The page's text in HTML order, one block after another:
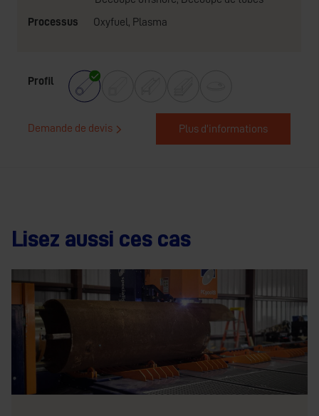
Processus
Oxyfuel, Plasma
Profil
Demande de devis Plus d'informations
Lisez aussi ces cas